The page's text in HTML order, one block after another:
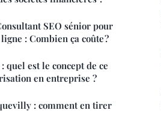
SEO sénior pour
: Combien ça coûte ?
quel est le concept de ce
en entreprise ?
: comment en tirer